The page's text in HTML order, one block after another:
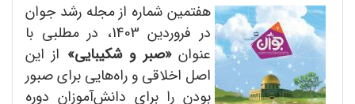
هفتمین شماره از مجله رشد جوان
در فروردین 1403، در مطلبی با
عنوان«صبر و شکیبایی» از این
اصل اخلاقی و راه‌هایی برای صبور
بودن را برای دانش‌آموزان دوره